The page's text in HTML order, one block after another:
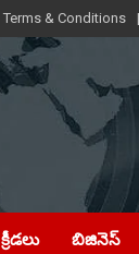
Terms & Conditions
క్రీడలు బిజినెస్